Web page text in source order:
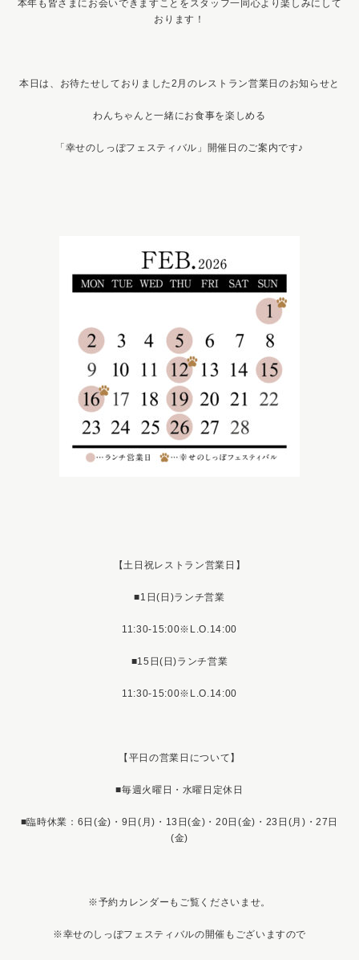
本年も皆さまにお会いできますことをスタッフ一同心より楽しみにして
おります！
本日は、お待たせしておりました2月のレストラン営業日のお知らせと
わんちゃんと一緒にお食事を楽しめる
「幸せのしっぽフェスティバル」開催日のご案内です♪
【土日祝レストラン営業日】
■1日(日)ランチ営業
11:30-15:00※L.O.14:00
■15日(日)ランチ営業
11:30-15:00※L.O.14:00
【平日の営業日について】
■毎週火曜日・水曜日定休日
■臨時休業：6日(金)・9日(月)・13日(金)・20日(金)・23日(月)・27日
(金)
※予約カレンダーもご覧くださいませ。
※幸せのしっぽフェスティバルの開催もございますので